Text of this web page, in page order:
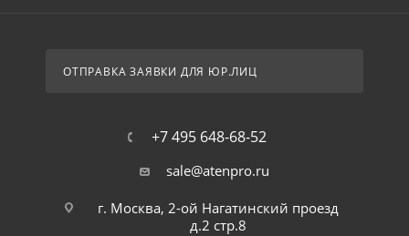
ОТПРАВКА ЗАЯВКИ ДЛЯ ЮР.ЛИЦ
+7 495 648-68-52
sale@atenpro.ru
г. Москва, 2-ой Нагатинский проезд
д.2 стр.8